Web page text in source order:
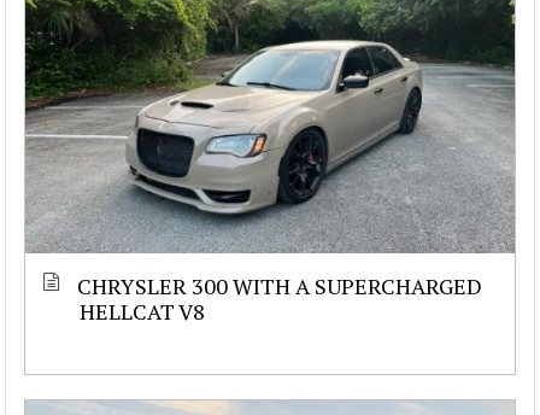
CHRYSLER 300 WITH A SUPERCHARGED
HELLCAT V8